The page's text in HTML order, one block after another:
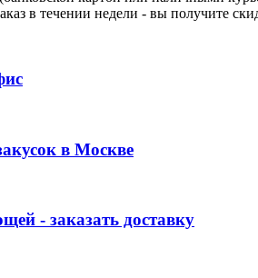
в течении недели - вы получите
в Москве
- заказать доставку